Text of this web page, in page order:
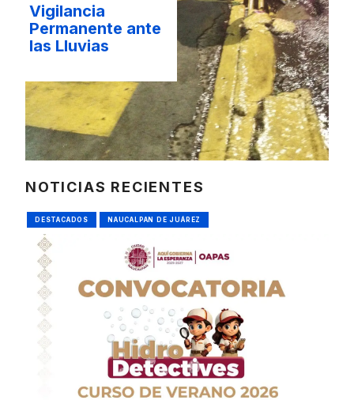
Vigilancia
Permanente ante
las Lluvias
NOTICIAS RECIENTES
DESTACADOS NAUCALPAN DE JUÁREZ